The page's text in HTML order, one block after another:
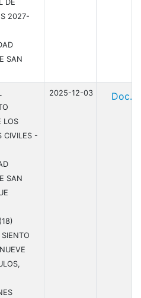
DE
2027-
SAN
LOS
CIVILES -
SAN
2025-12-03 Doc.